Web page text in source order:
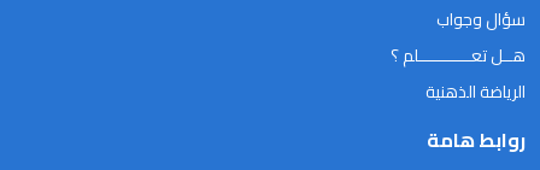
سؤال وجواب
هــل تعـــــــــــلم ؟
الرياضة الذهنية
روابط هامة